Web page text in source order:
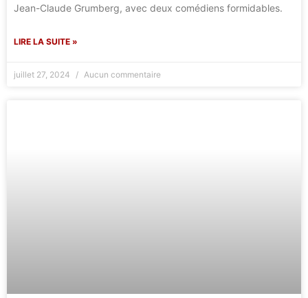
Jean-Claude Grumberg, avec deux comédiens formidables.
LIRE LA SUITE »
juillet 27, 2024 Aucun commentaire